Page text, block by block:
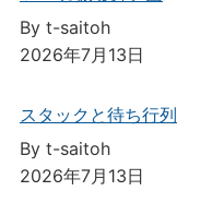
By t-saitoh
2026年7月13日
スタックと待ち行列
By t-saitoh
2026年7月13日